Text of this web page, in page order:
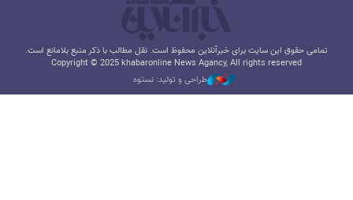
تمامی حقوق این سایت برای خبرآنلاین محفوظ است. نقل مطالب با ذکر منبع بلامانع است.
Copyright © 2025 khabaronline News Agancy, All rights reserved
طراحی و تولید: نستوه